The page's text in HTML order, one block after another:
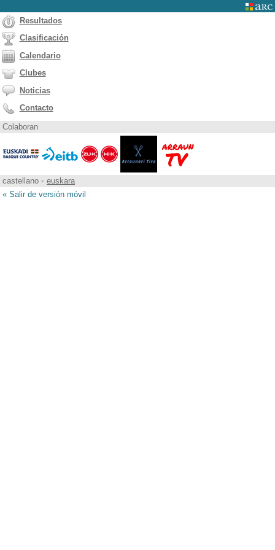
Resultados
Clasificación
Calendario
Clubes
Noticias
Contacto
Colaboran
castellano • euskara
« Salir de versión móvil